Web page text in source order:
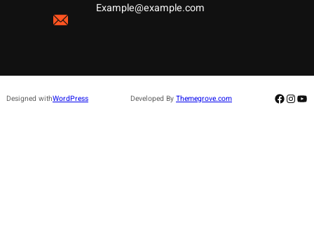
Example@example.com
Designed withWordPress Developed By Themegrove.com